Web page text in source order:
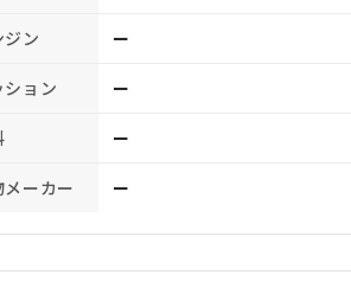
ジン ー
ション ー
ー
メーカー ー